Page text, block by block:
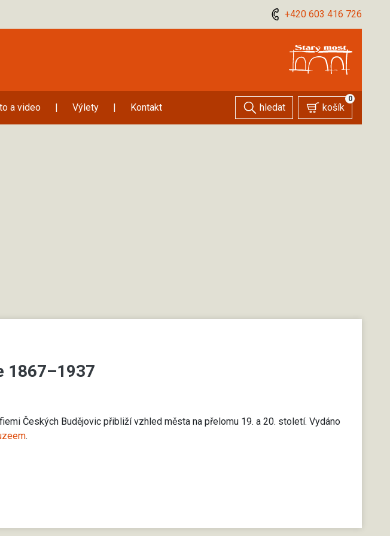
+420 603 416 726
hledat košík
0
a video | Výlety | Kontakt
1867–1937
Českých Budějovic přibliží vzhled města na přelomu 19. a 20. století. Vydáno
.